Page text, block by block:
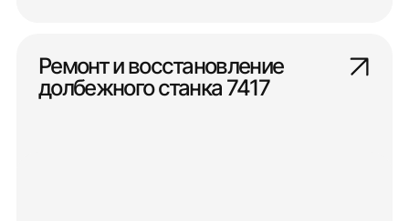
Ремонт и восстановление
долбежного станка 7417